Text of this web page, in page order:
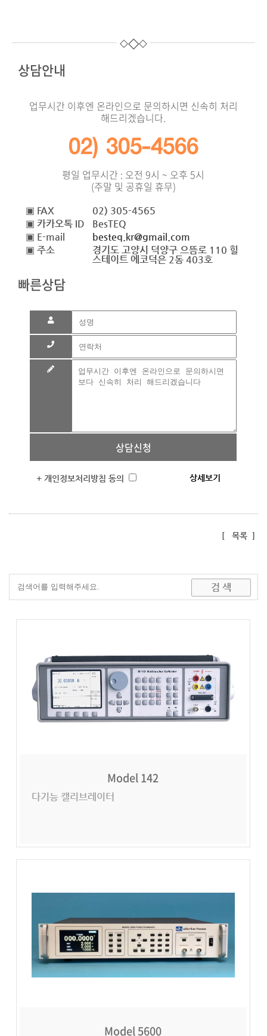
◇◇◇
상담안내
업무시간 이후엔 온라인으로 문의하시면 신속히 처리
해드리겠습니다.
02) 305-4566
평일 업무시간 : 오전 9시 ~ 오후 5시
(주말 및 공휴일 휴무)
▣ FAX
02) 305-4565
▣ 카카오톡 ID
BesTEQ
▣ E-mail
besteq.kr@gmail.com
▣ 주소
경기도 고양시 덕양구 으뜸로 110 힐
스테이트 에코덕은 2동 403호
빠른상담
상담신청
+ 개인정보처리방침 동의 상세보기
[ 목록]
Model 142
다기능 캘리브레이터
Model 5600